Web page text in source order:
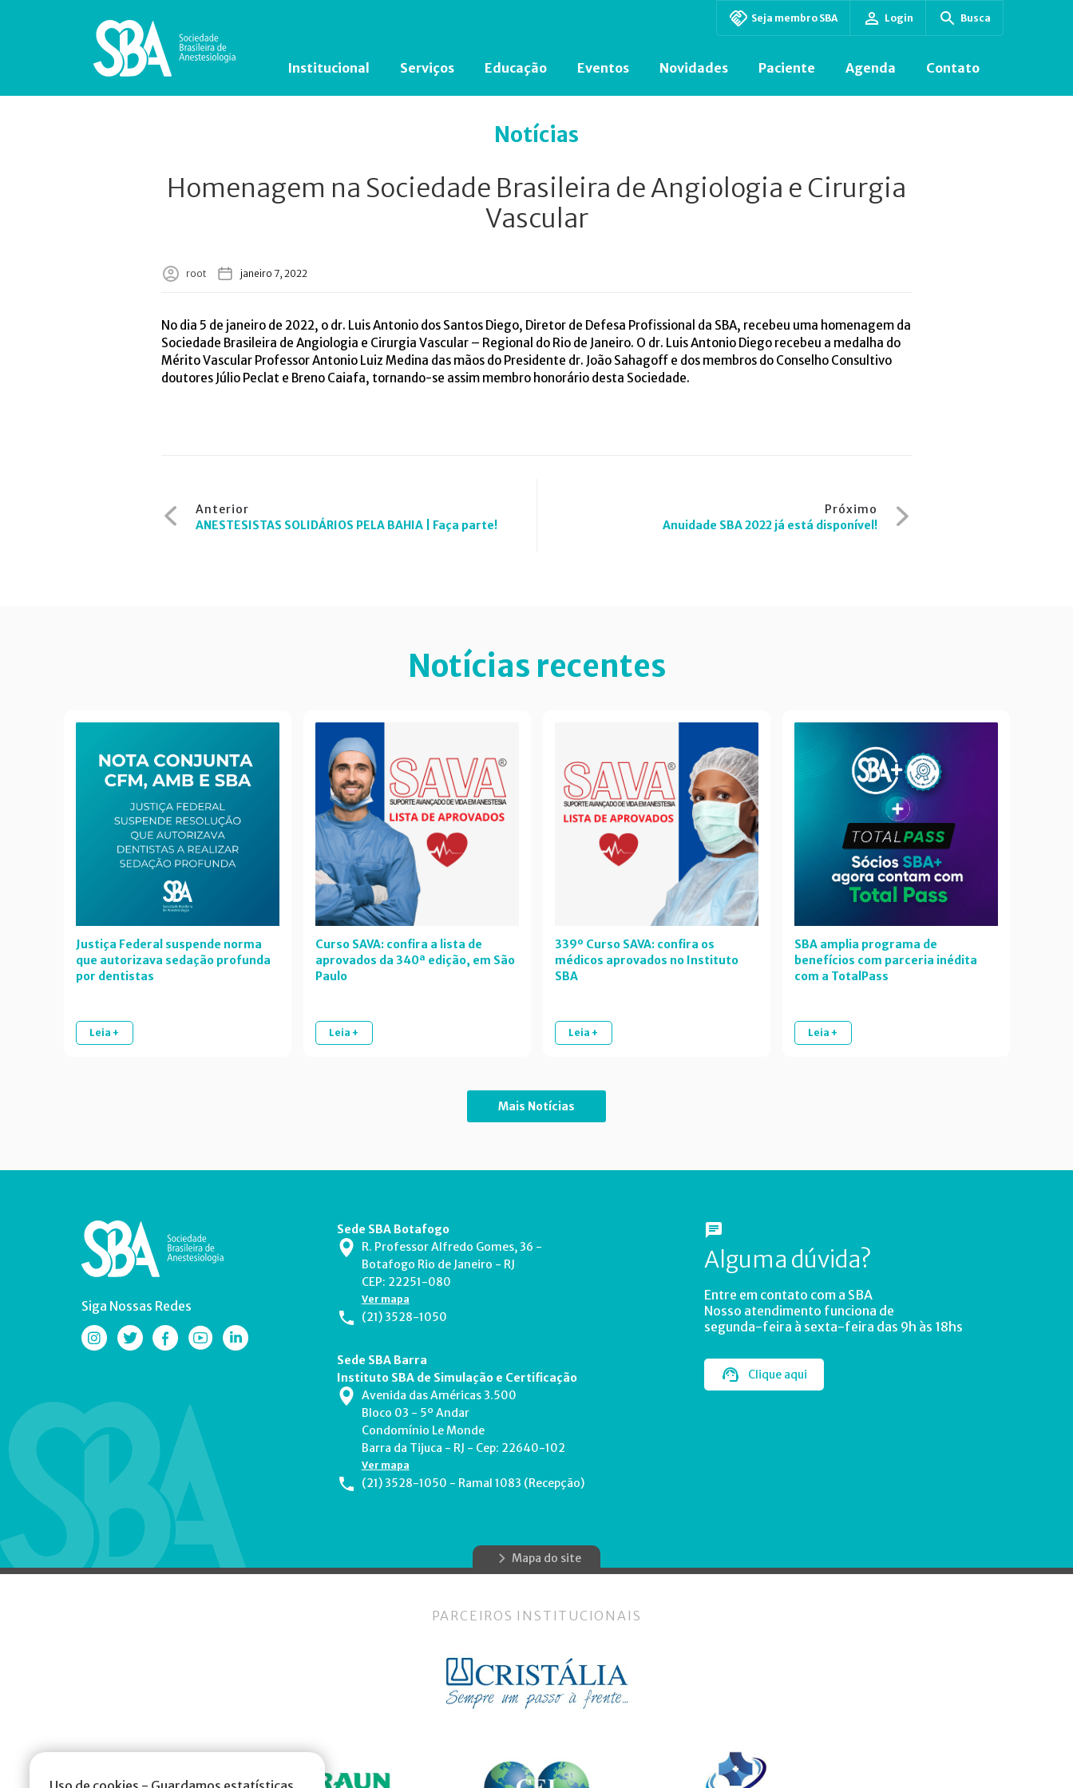
Seja membro SBA Login Busca
Institucional Serviços Educação Eventos Novidades Paciente Agenda Contato
Notícias
Homenagem na Sociedade Brasileira de Angiologia e Cirurgia
Vascular
root janeiro 7, 2022
No dia 5 de janeiro de 2022, o dr. Luis Antonio dos Santos Diego, Diretor de Defesa Profissional da SBA, recebeu uma homenagem da
Sociedade Brasileira de Angiologia e Cirurgia Vascular – Regional do Rio de Janeiro. O dr. Luis Antonio Diego recebeu a medalha do
Mérito Vascular Professor Antonio Luiz Medina das mãos do Presidente dr. João Sahagoff e dos membros do Conselho Consultivo
doutores Júlio Peclat e Breno Caiafa, tornando-se assim membro honorário desta Sociedade.
de
Anterior
ANESTESISTAS SOLIDÁRIOS PELA BAHIA | Faça parte!
Próximo
Anuidade SBA 2022 já está disponível!
Notícias recentes
Justiça Federal suspende norma
que autorizava sedação profunda
por dentistas
Leia +
Curso SAVA: confira a lista de
aprovados da 340ª edição, em São
Paulo
Leia +
339º Curso SAVA: confira os
médicos aprovados no Instituto
SBA
Leia +
SBA amplia programa de
benefícios com parceria inédita
com a TotalPass
Leia +
Mais Notícias
Siga Nossas Redes
Sede SBA Botafogo
R. Professor Alfredo Gomes, 36 -
Botafogo Rio de Janeiro - RJ
CEP: 22251-080
Ver mapa
(21) 3528-1050
Sede SBA Barra
Instituto SBA de Simulação e Certificação
Avenida das Américas 3.500
Bloco 03 - 5º Andar
Condomínio Le Monde
Barra da Tijuca - RJ - Cep: 22640-102
Ver mapa
(21) 3528-1050 - Ramal 1083 (Recepção)
Alguma dúvida?
Entre em contato com a SBA
Nosso atendimento funciona de
segunda-feira à sexta-feira das 9h às 18hs
Clique aqui
Mapa do site
PARCEIROS INSTITUCIONAIS